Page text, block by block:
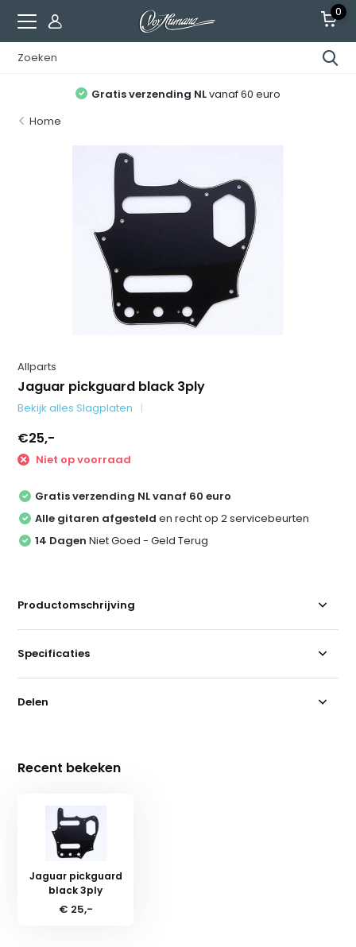
0
Gratis verzending NLvanaf 60 euro
Home
Allparts
Jaguar pickguard black 3ply
Bekijk alles Slagplaten
€25,-
Niet op voorraad
Gratis verzending NL vanaf 60 euro
Alle gitaren afgesteld en recht op 2 servicebeurten
14 Dagen Niet Goed - Geld Terug
Productomschrijving
Specificaties
Delen
Recent bekeken
Jaguar pickguard
black 3ply
€ 25,-